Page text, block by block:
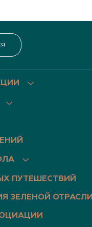
ПУТЕШЕСТВИЙ
ЗЕЛЕНОЙ ОТРАСЛИ